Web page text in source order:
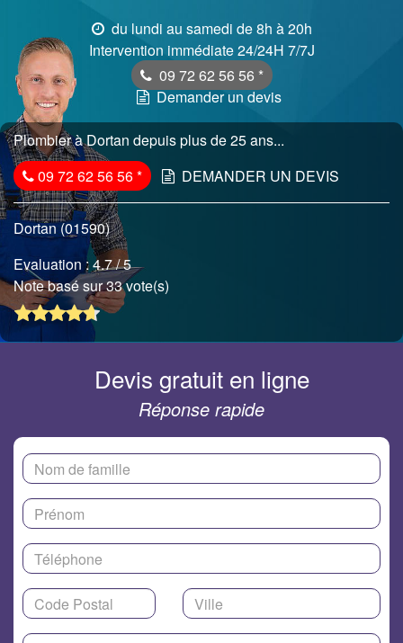
du lundi au samedi de 8h à 20h
Intervention immédiate 24/24H 7/7J
09 72 62 56 56 *
Demander un devis
Plombier à Dortan depuis plus de 25 ans...
09 72 62 56 56* DEMANDER UN DEVIS
Dortan (01590)
Evaluation :4.7/ 5
Note basé sur 33 vote(s)
Devis gratuit en ligne
Réponse rapide